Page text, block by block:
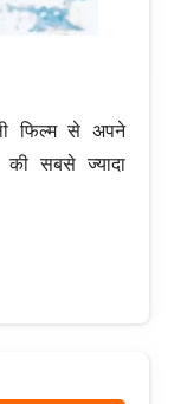
फिल्म से अपने
की सबसे ज्यादा